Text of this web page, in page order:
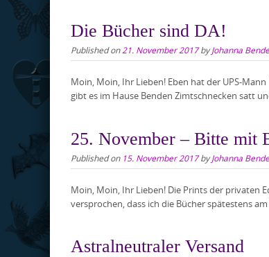
Die Bücher sind DA!
Published on21. November 2017byJohanna
Moin, Moin, Ihr Lieben! Eben hat der UPS-
gibt es im Hause Benden Zimtschnecken satt
25. November – Bitte mit
Published on 15. November 2017byJohanna
Moin, Moin, Ihr Lieben! Die Prints der privaten
versprochen, dass ich die Bücher spätestens
Astralneutraler Versand